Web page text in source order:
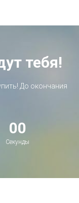
тебя!
До окончания
00
Секунды